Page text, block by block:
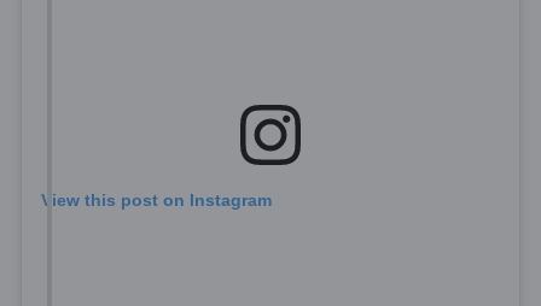
View this post on Instagram